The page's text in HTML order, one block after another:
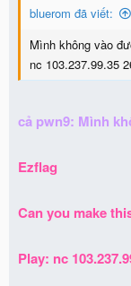
bluerom đã viết:
Mình không vào
nc 103.237.99.35
cả pwn9: Mình
Ezflag
Can you make
Play: nc